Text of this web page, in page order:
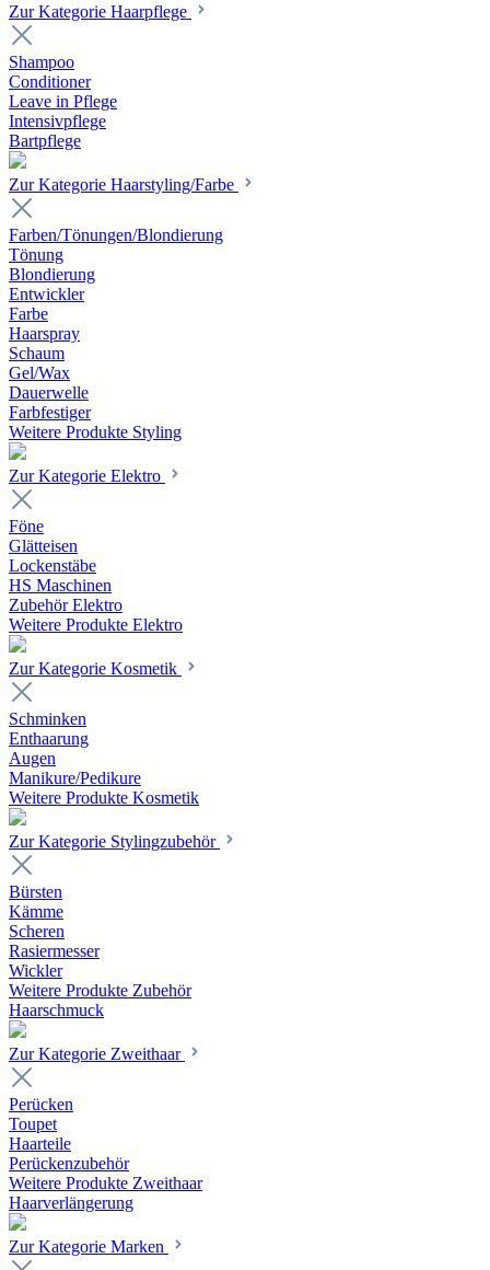
Zur Kategorie Haarpflege
Shampoo
Conditioner
Leave in Pflege
Intensivpflege
Bartpflege
Zur Kategorie Haarstyling/Farbe
Farben/Tönungen/Blondierung
Tönung
Blondierung
Entwickler
Farbe
Haarspray
Schaum
Gel/Wax
Dauerwelle
Farbfestiger
Weitere Produkte Styling
Zur Kategorie Elektro
Föne
Glätteisen
Lockenstäbe
HS Maschinen
Zubehör Elektro
Weitere Produkte Elektro
Zur Kategorie Kosmetik
Schminken
Enthaarung
Augen
Manikure/Pedikure
Weitere Produkte Kosmetik
Zur Kategorie Stylingzubehör
Bürsten
Kämme
Scheren
Rasiermesser
Wickler
Weitere Produkte Zubehör
Haarschmuck
Zur Kategorie Zweithaar
Perücken
Toupet
Haarteile
Perückenzubehör
Weitere Produkte Zweithaar
Haarverlängerung
Zur Kategorie Marken